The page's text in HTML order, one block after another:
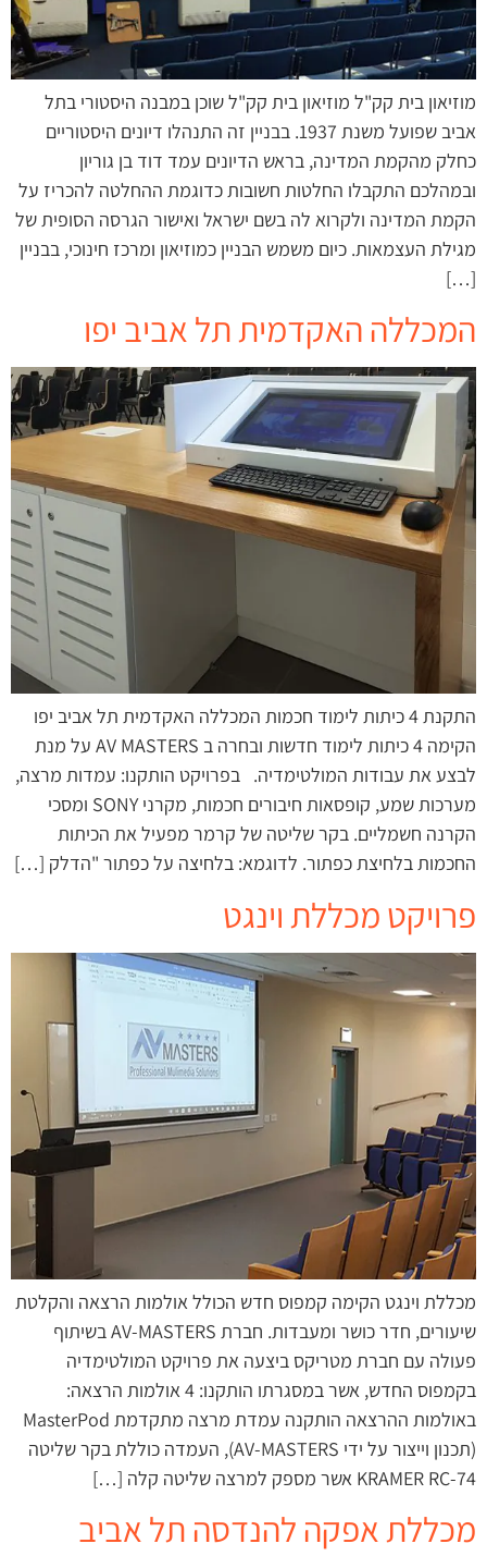
מוזיאון בית קק"ל מוזיאון בית קק"ל שוכן במבנה היסטורי בתל
אביב שפועל משנת 1937. בבניין זה התנהלו דיונים היסטוריים
כחלק מהקמת המדינה, בראש הדיונים עמד דוד בן גוריון
ובמהלכם התקבלו החלטות חשובות כדוגמת ההחלטה להכריז על
הקמת המדינה ולקרוא לה בשם ישראל ואישור הגרסה הסופית של
מגילת העצמאות. כיום משמש הבניין כמוזיאון ומרכז חינוכי, בבניין
[…]
המכללה האקדמית תל אביב יפו
התקנת 4 כיתות לימוד חכמות המכללה האקדמית תל אביב יפו
הקימה 4 כיתות לימוד חדשות ובחרה ב AV MASTERS על מנת
לבצע את עבודות המולטימדיה. בפרויקט הותקנו: עמדות מרצה,
מערכות שמע, קופסאות חיבורים חכמות, מקרני SONY ומסכי
הקרנה חשמליים. בקר שליטה של קרמר מפעיל את הכיתות
החכמות בלחיצת כפתור. לדוגמא: בלחיצה על כפתור "הדלק […]
פרויקט מכללת וינגט
מכללת וינגט הקימה קמפוס חדש הכולל אולמות הרצאה והקלטת
שיעורים, חדר כושר ומעבדות. חברת AV-MASTERS בשיתוף
פעולה עם חברת מטריקס ביצעה את פרויקט המולטימדיה
בקמפוס החדש, אשר במסגרתו הותקנו: 4 אולמות הרצאה:
באולמות ההרצאה הותקנה עמדת מרצה מתקדמת MasterPod
(תכנון וייצור על ידי AV-MASTERS), העמדה כוללת בקר שליטה
KRAMER RC-74 אשר מספק למרצה שליטה קלה […]
מכללת אפקה להנדסה תל אביב